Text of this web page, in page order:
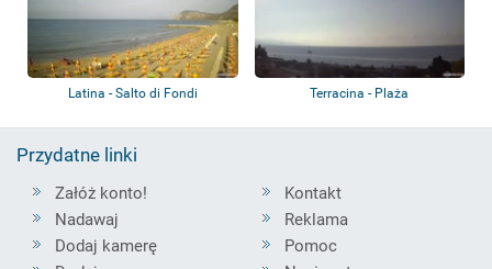
Latina - Salto di Fondi Terracina - Plaża
Przydatne linki
Załóż konto!
Nadawaj
Dodaj kamerę
Kontakt
Reklama
Pomoc